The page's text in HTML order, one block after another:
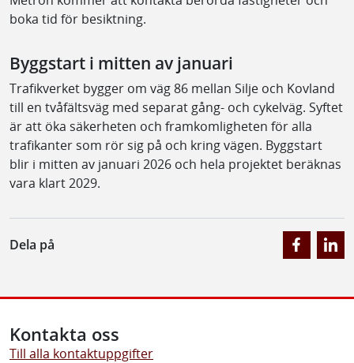
boka tid för besiktning.
Byggstart i mitten av januari
Trafikverket bygger om väg 86 mellan Silje och Kovland
till en tvåfältsväg med separat gång- och cykelväg. Syftet
är att öka säkerheten och framkomligheten för alla
trafikanter som rör sig på och kring vägen. Byggstart
blir i mitten av januari 2026 och hela projektet beräknas
vara klart 2029.
Dela på
Kontakta oss
Till alla kontaktuppgifter